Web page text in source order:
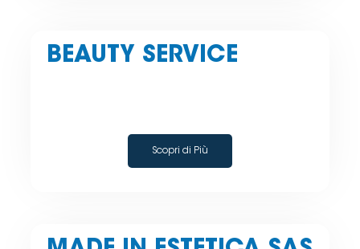
BEAUTY SERVICE
Scopri di Più